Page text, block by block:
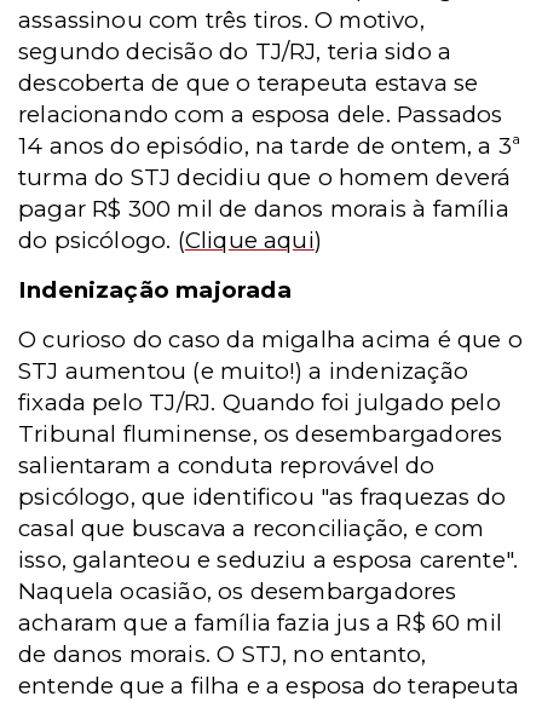
assassinou com três tiros. O motivo,
segundo decisão do TJ/RJ, teria sido a
descoberta de que o terapeuta estava se
relacionando com a esposa dele. Passados
14 anos do episódio, na tarde de ontem, a 3ª
turma do STJ decidiu que o homem deverá
pagar R$ 300 mil de danos morais à família
do psicólogo. (Clique aqui)
Indenização majorada
O curioso do caso da migalha acima é que o
STJ aumentou (e muito!) a indenização
fixada pelo TJ/RJ. Quando foi julgado pelo
Tribunal fluminense, os desembargadores
salientaram a conduta reprovável do
psicólogo, que identificou "as fraquezas do
casal que buscava a reconciliação, e com
isso, galanteou e seduziu a esposa carente".
Naquela ocasião, os desembargadores
acharam que a família fazia jus a R$ 60 mil
de danos morais. O STJ, no entanto,
entende que a filha e a esposa do terapeuta